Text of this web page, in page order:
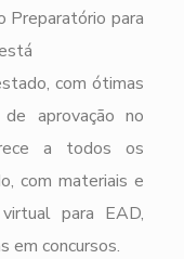
Preparatório para
com ótimas
aprovação no
a todos os
com materiais e
para EAD,
em concursos.